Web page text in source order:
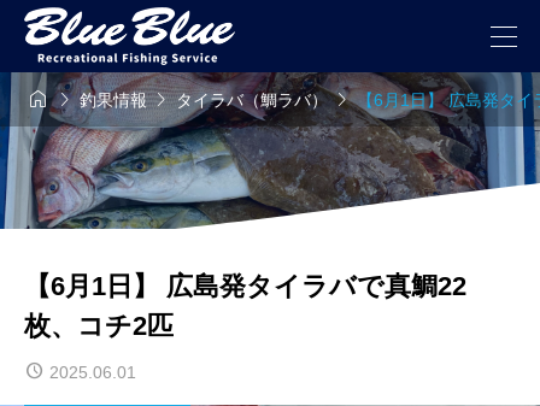
釣果情報タイラバ（鯛ラバ）【6月1日】 広島発タ
【6月1日】 広島発タイラバで真鯛22
枚、コチ2匹
2025.06.01